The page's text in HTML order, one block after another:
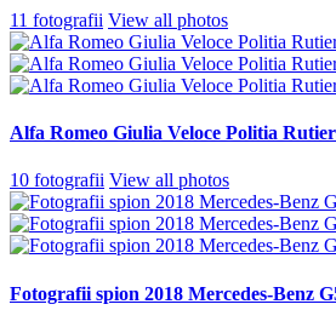
11 fotografii View all photos
Alfa Romeo Giulia Veloce Politia
10 fotografii View all photos
Fotografii spion 2018 Mercedes-Benz